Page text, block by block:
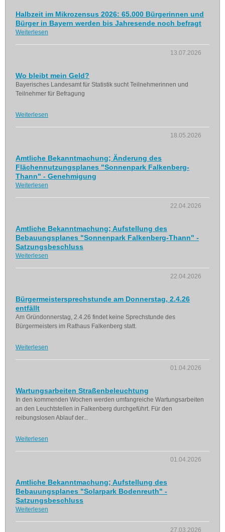
Halbzeit im Mikrozensus 2026: 65.000 Bürgerinnen und
Bürger in Bayern werden bis Jahresende noch befragt
Weiterlesen
13.07.2026
Wo bleibt mein Geld?
Bayerisches Landesamt für Statistik sucht Teilnehmerinnen und
Teilnehmer für Befragung
Weiterlesen
18.05.2026
Amtliche Bekanntmachung; Änderung des
Flächennutzungsplanes "Sonnenpark Falkenberg-
Thann" - Genehmigung
Weiterlesen
22.04.2026
Amtliche Bekanntmachung; Aufstellung des
Bebauungsplanes "Sonnenpark Falkenberg-Thann" -
Satzungsbeschluss
Weiterlesen
22.04.2026
Bürgermeistersprechstunde am Donnerstag, 2.4.26
entfällt
Am Gründonnerstag, 2.4.26 findet keine Sprechstunde des
Bürgermeisters im Rathaus Falkenberg statt.
Weiterlesen
01.04.2026
Wartungsarbeiten Straßenbeleuchtung
In den kommenden Wochen werden umfangreiche Wartungsarbeiten
an den Leuchtstellen in Falkenberg durchgeführt. Für den
reibungslosen Ablauf der...
Weiterlesen
01.04.2026
Amtliche Bekanntmachung; Aufstellung des
Bebauungsplanes "Solarpark Bodenreuth" -
Satzungsbeschluss
Weiterlesen
27.03.2026